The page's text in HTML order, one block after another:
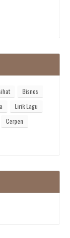
Bisnes
Lirik Lagu
Cerpen